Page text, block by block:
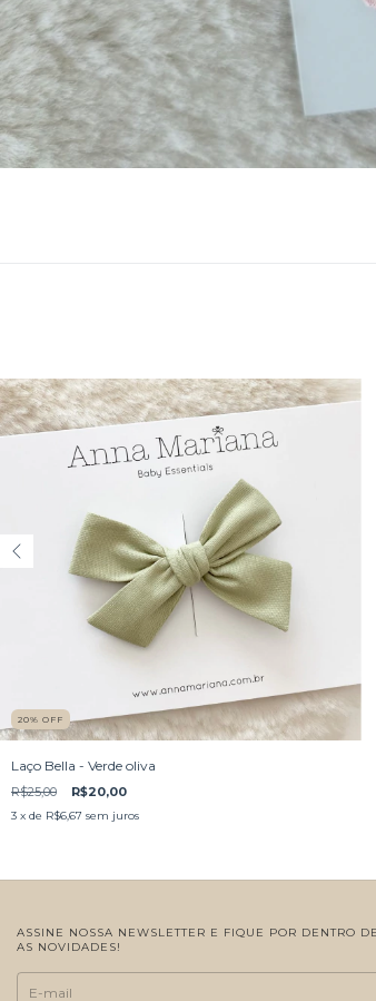
20% OFF
Laço Bella - Verde oliva
R$25,00 R$20,00
3 x de R$6,67 sem juros
ASSINE NOSSA NEWSLETTER E FIQUE POR DENTRO
AS NOVIDADES!